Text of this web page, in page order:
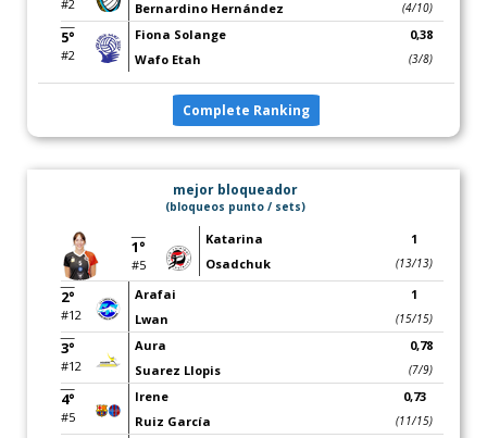
#2
Bernardino Hernández
(4/10)
5°
#2
Fiona Solange
Wafo Etah
0,38
(3/8)
Complete Ranking
mejor bloqueador
(bloqueos punto / sets)
1°
#5
Katarina
Osadchuk
1
(13/13)
2°
#12
Arafai
Lwan
1
(15/15)
3°
#12
Aura
Suarez Llopis
0,78
(7/9)
4°
#5
Irene
Ruiz García
0,73
(11/15)